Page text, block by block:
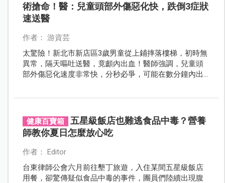
術搶命！醫：兒童頭部外傷惡化快，跌倒3症狀
速送醫
作者： 游資芸
太驚險！新北市新店區3歲男童從上鋪摔落樓梯，初時無
異常，隔天嘔吐送醫，竟顱內出血！醫師強調，兒童頭
部外傷惡化速度非常快，分秒必爭，可能在數分鐘內出
健康百寶箱
五星級飯店也難逃食品中毒？營養
師教你夏日怎麼放心吃
作者： Editor
台東律師公會六月前往墾丁旅遊，入住某間五星級飯店
用餐，卻驚傳疑似食品中毒的事件，團員們陸續出現腹